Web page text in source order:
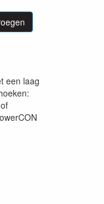
een laag